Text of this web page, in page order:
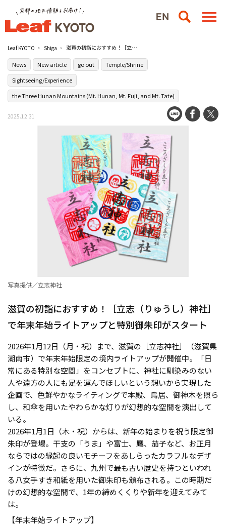
Leaf KYOTO Shiga 滋賀の初詣におすすめ！［立志（りゅうし）神社］で年末年始ライトアップと特別御朱印がスタート
News New article go out
Temple/Shrine
Sightseeing/Experience
the Three Hunan Mountains (Mt. Hunan, Mt. Fuji, and Mt. Tate)
2025.12.31
写真提供／立志神社
滋賀の初詣におすすめ！［立志（りゅうし）神社］
で年末年始ライトアップと特別御朱印がスタート
2026年1月12日（月・祝）まで、滋賀の［立志神社］（滋賀県
湖南市）で年末年始限定の境内ライトアップが開催中。「日
常にある特別な空間」をコンセプトに、神社に馴染みのない
人や遠方の人にも足を運んでほしいという想いから実現した
企画で、色鮮やかなライティングで本殿、鳥居、御神木を照ら
し、和傘を用いたやわらかな灯りが幻想的な空間を演出して
いる。
2026年1月1日（木・祝）からは、新年の始まりを祝う限定御
朱印が登場。干支の「うま」や富士、鷹、茄子など、お正月
ならではの縁起の良いモチーフをあしらったカラフルなデザ
インが特徴だ。さらに、九州で最も古い歴史を持つといわれ
る八女手すき和紙を用いた御朱印も頒布される。この時期だ
けの幻想的な空間で、1年の締めくくりや新年を迎えてみて
は。
【年末年始ライトアップ】